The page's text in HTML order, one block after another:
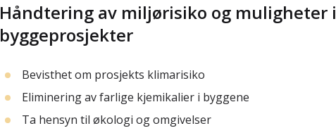
Håndtering av miljørisiko og muligheter i
byggeprosjekter
Bevisthet om prosjekts klimarisiko
Eliminering av farlige kjemikalier i byggene
Ta hensyn til økologi og omgivelser